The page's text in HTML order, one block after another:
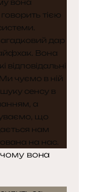
чому вона